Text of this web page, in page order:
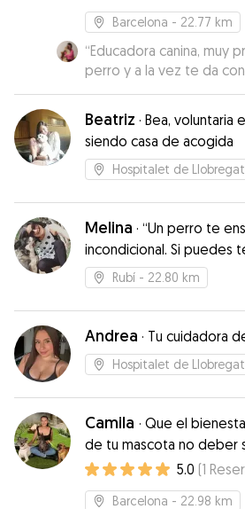
Barcelona - 22.77 km
“Educadora canina, muy
perro y a la vez te da
comporte mejor.”
Beatriz · Bea, voluntaria
siendo casa de acogida
Hospitalet de Llobregat
Melina · “Un perro te
incondicional. Si puedes
tu vida, las cosas no serán
Rubí - 22.80 km
Andrea · Tu cuidadora
Hospitalet de Llobregat
Camila · Que el
de tu mascota no deber
preocupación para tí.
5.0 (1
Barcelona - 22.98 km